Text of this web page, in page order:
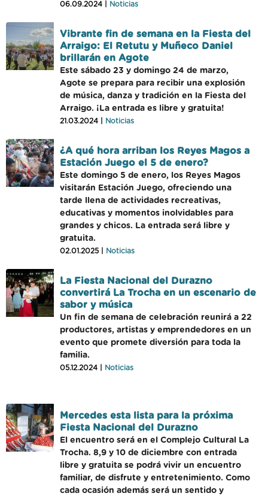
06.09.2024 | Noticias
Vibrante fin de semana en la Fiesta del
Arraigo: El Retutu y Muñeco Daniel
brillarán en Agote
Este sábado 23 y domingo 24 de marzo,
Agote se prepara para recibir una explosión
de música, danza y tradición en la Fiesta del
Arraigo. ¡La entrada es libre y gratuita!
21.03.2024 | Noticias
¿A qué hora arriban los Reyes Magos a
Estación Juego el 5 de enero?
Este domingo 5 de enero, los Reyes Magos
visitarán Estación Juego, ofreciendo una
tarde llena de actividades recreativas,
educativas y momentos inolvidables para
grandes y chicos. La entrada será libre y
gratuita.
02.01.2025 | Noticias
La Fiesta Nacional del Durazno
convertirá La Trocha en un escenario de
sabor y música
Un fin de semana de celebración reunirá a 22
productores, artistas y emprendedores en un
evento que promete diversión para toda la
familia.
05.12.2024 | Noticias
Mercedes esta lista para la próxima
Fiesta Nacional del Durazno
El encuentro será en el Complejo Cultural La
Trocha. 8,9 y 10 de diciembre con entrada
libre y gratuita se podrá vivir un encuentro
familiar, de disfrute y entretenimiento. Como
cada ocasión además será un sentido y